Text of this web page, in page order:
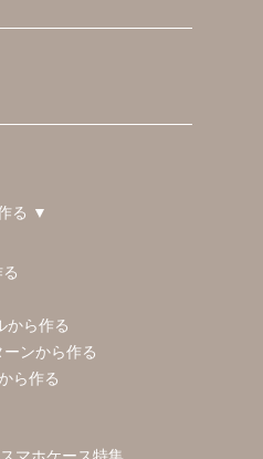
る ▼
から作る
ーンから作る
ら作る